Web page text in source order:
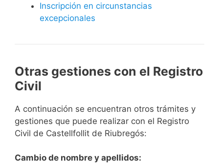
Inscripción en circunstancias
excepcionales
Otras gestiones con el Registro
Civil
A continuación se encuentran otros trámites y
gestiones que puede realizar con el Registro
Civil de Castellfollit de Riubregós:
Cambio de nombre y apellidos: